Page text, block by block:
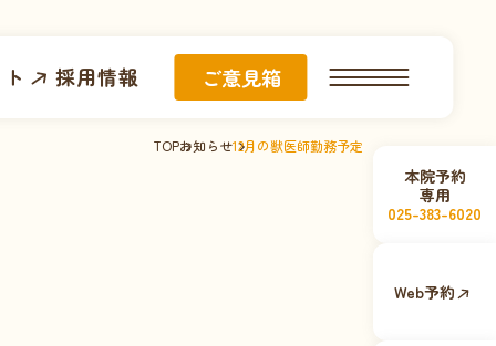
採用情報 ご意見箱
本院予約
専用
025-383-6020
Web予約
TOPお知らせ12月の獣医師勤務予定